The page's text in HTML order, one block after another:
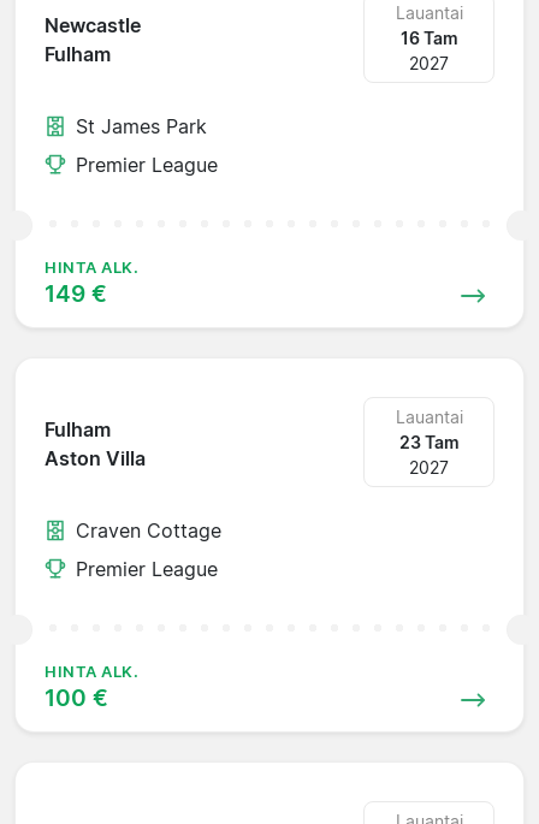
Newcastle
Fulham
Lauantai
16 Tam
2027
St James Park
Premier League
HINTA ALK.
149 €
Fulham
Aston Villa
Lauantai
23 Tam
2027
Craven Cottage
Premier League
HINTA ALK.
100 €